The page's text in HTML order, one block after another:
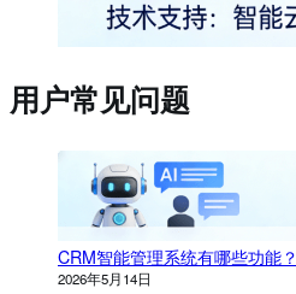
用户常见问题
CRM智能管理系统有哪些功能？
2026年5月14日